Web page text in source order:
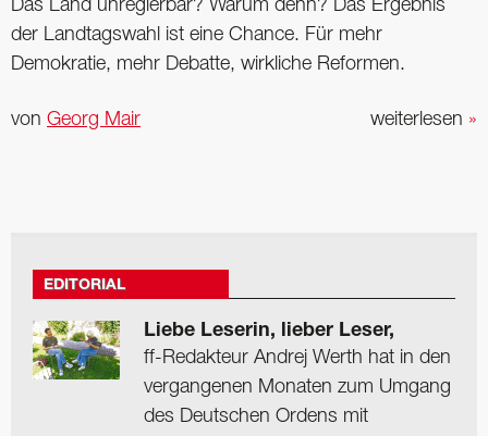
Das Land unregierbar? Warum denn? Das Ergebnis
der Landtagswahl ist eine Chance. Für mehr
Demokratie, mehr Debatte, wirkliche Reformen.
weiterlesen »
von Georg Mair
EDITORIAL
Liebe Leserin, lieber Leser,
ff-Redakteur Andrej Werth hat in den
vergangenen Monaten zum Umgang
des Deutschen Ordens mit